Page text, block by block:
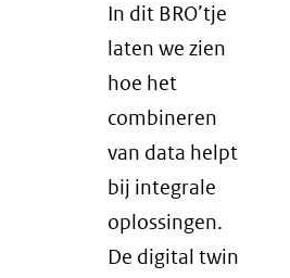
In dit BRO’tje
laten we zien
hoe het
combineren
van data helpt
bij integrale
oplossingen.
De digital twin